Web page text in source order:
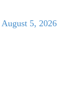
August 5, 2026